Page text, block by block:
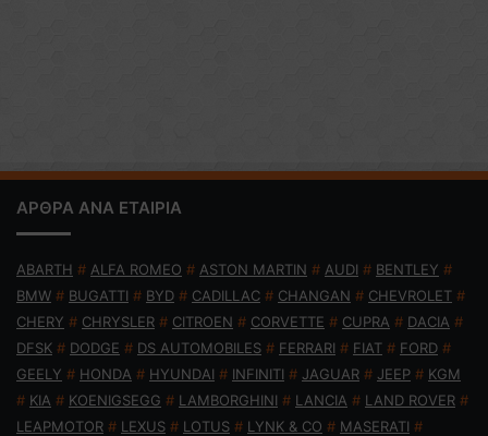
ΑΡΘΡΑ ΑΝΑ ΕΤΑΙΡΙΑ
ABARTH # ALFA ROMEO # ASTON MARTIN # AUDI # BENTLEY #
BMW # BUGATTI # BYD # CADILLAC # CHANGAN # CHEVROLET #
CHERY # CHRYSLER # CITROEN # CORVETTE # CUPRA # DACIA #
DFSK # DODGE # DS AUTOMOBILES # FERRARI # FIAT # FORD #
GEELY # HONDA # HYUNDAI # INFINITI # JAGUAR # JEEP # KGM
# KIA # KOENIGSEGG # LAMBORGHINI # LANCIA # LAND ROVER #
LEAPMOTOR # LEXUS # LOTUS # LYNK & CO # MASERATI #